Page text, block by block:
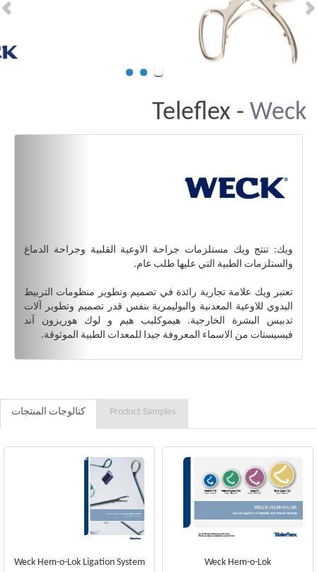
Teleflex - Weck
ويك: تنتج ويك مستلزمات جراحة الاوعية القلبية وجراحة الدماغ
والستلزمات الطبية التي عليها طلب عام.
تعتبر ويك علامة تجارية رائدة في تصميم وتطوير منظومات التربيط
اليدوي للاوعية المعدنية والبوليمرية بنفس قدر تصميم وتطوير آلات
تدبيس البشرة الخارجية. هيموكليب هيم و لوك هوريزون آند
فيسيستات من الاسماء المعروفة جيدا للمعدات الطبية الموثوقة.
كتالوجات المنتجات Product Samples
Weck Hem-o-Lok Ligation System Weck Hem-o-Lok